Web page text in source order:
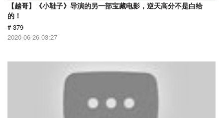
【越哥】《小鞋子》导演的另一部宝藏电影，逆天高分不是白给
的！
# 379
2020-06-26 03:27